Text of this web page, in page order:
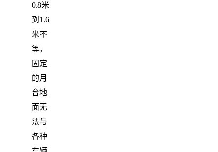
0.8米
到1.6
米不
等，
固定
的月
台地
面无
法与
各种